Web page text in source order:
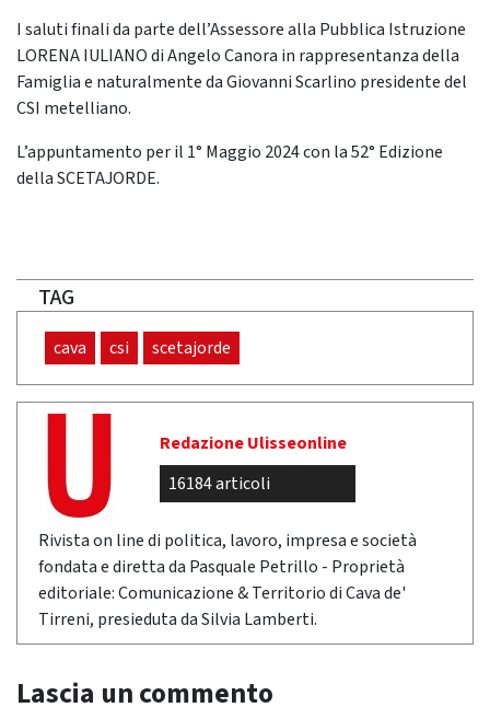
I saluti finali da parte dell’Assessore alla Pubblica Istruzione
LORENA IULIANO di Angelo Canora in rappresentanza della
Famiglia e naturalmente da Giovanni Scarlino presidente del
CSI metelliano.
L’appuntamento per il 1° Maggio 2024 con la 52° Edizione
della SCETAJORDE.
TAG
cava csi scetajorde
Redazione Ulisseonline
16184 articoli
Rivista on line di politica, lavoro, impresa e società
fondata e diretta da Pasquale Petrillo - Proprietà
editoriale: Comunicazione & Territorio di Cava de'
Tirreni, presieduta da Silvia Lamberti.
Lascia un commento